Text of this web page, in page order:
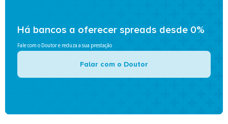
Há bancos a oferecer spreads desde 0%
Fale com o Doutor e reduza a sua prestação
Falar com o Doutor